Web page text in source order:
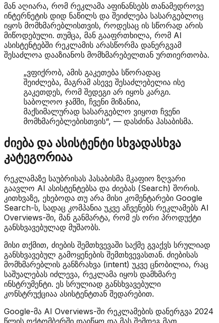
მან აღიარა, რომ რეკლამა აფინანსებს თანამედროვე
ინტერნეტის დიდ ნაწილს და შეიძლება სასარგებლოც
იყოს მომხმარებლისთვის, როდესაც ის სწორად არის
მიწოდებული. თუმცა, მან გააფრთხილა, რომ AI
ასისტენტებში რეკლამის არასწორმა დანერგვამ
შესაძლოა დააზიანოს მომხმარებელთან ურთიერთობა.
„ვფიქრობ, ამის გაკეთება სწორადაც
შეიძლება, მაგრამ ასევე შესაძლებელია ისე
გაკეთდეს, რომ შედეგი არ იყოს კარგი.
საბოლოო ჯამში, ჩვენი მიზანია,
მაქსიმალურად სასარგებლო ვიყოთ ჩვენი
მომხმარებლებისთვის“, — დასძინა ჰასაბისმა.
ძიება და ასისტენტი სხვადასხვა
კატეგორიაა
რეკლამაზე საუბრისას ჰასაბისმა მკაფიო ზღვარი
გაავლო AI ასისტენტებსა და ძიებას (Search) შორის.
კითხვაზე, ეხებოდა თუ არა მისი კომენტარები Google
Search-ს, სადაც კომპანია უკვე აჩვენებს რეკლამებს AI
Overviews-ში, მან განმარტა, რომ ეს ორი პროდუქტი
განსხვავებულად მუშაობს.
მისი თქმით, ძიების შემთხვევაში საქმე გვაქვს სრულიად
განსხვავებულ გამოყენების შემთხვევასთან. ძიებისას
მომხმარებლის განზრახვა (intent) უკვე ცნობილია, რაც
საშუალებას იძლევა, რეკლამა იყოს დამხმარე
ინსტრუმენტი. ეს სრულიად განსხვავებული
კონსტრუქციაა ასისტენტთან შედარებით.
Google-მა AI Overviews-ში რეკლამების დანერგვა 2024